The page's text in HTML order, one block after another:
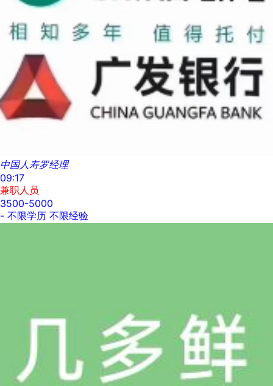
中国人寿罗经理
09:17
兼职人员
3500-5000
- 不限学历 不限经验